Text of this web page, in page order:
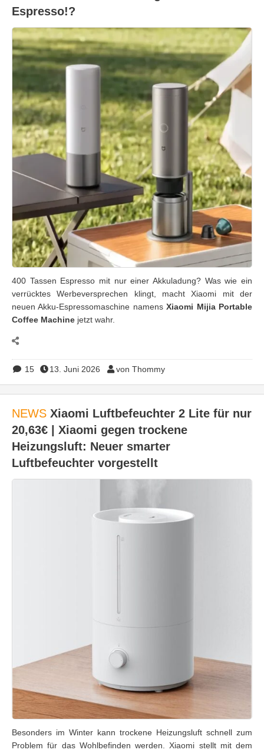
Espresso!?
400 Tassen Espresso mit nur einer Akkuladung? Was wie ein
verrücktes Werbeversprechen klingt, macht Xiaomi mit der
neuen Akku-Espressomaschine namensXiaomi Mijia Portable
Coffee Machine jetzt wahr.
15 13. Juni 2026 von Thommy
NEWS Xiaomi Luftbefeuchter 2 Lite für nur
20,63€ | Xiaomi gegen trockene
Heizungsluft: Neuer smarter
Luftbefeuchter vorgestellt
Besonders im Winter kann trockene Heizungsluft schnell zum
Problem für das Wohlbefinden werden. Xiaomi stellt mit dem